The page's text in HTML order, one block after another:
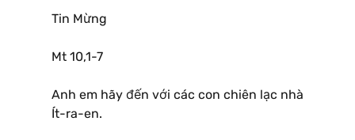
Tin Mừng
Mt 10,1-7
Anh em hãy đến với các con chiên lạc nhà
Ít-ra-en.